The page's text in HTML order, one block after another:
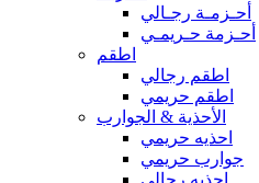
أحـزمـة رجـالي
أحـزمة حـريمـي
اطقم
اطقم رجالي
اطقم حريمي
الأحذية & الجوارب
احذيه حريمي
جوارب حريمي
احذيه رجالي